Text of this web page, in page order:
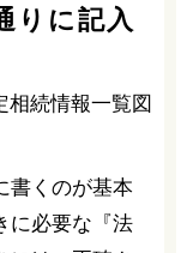
りに記入
書くのが基本
に必要な『法